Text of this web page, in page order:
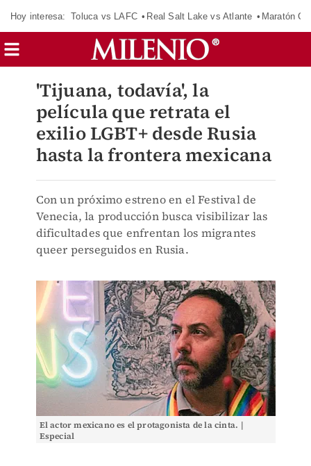
Hoy interesa: Toluca vs LAFC Real Salt Lake vs Atlante Maratón
'Tijuana, todavía', la
película que retrata el
exilio LGBT+ desde Rusia
hasta la frontera mexicana
Con un próximo estreno en el Festival de
Venecia, la producción busca visibilizar las
dificultades que enfrentan los migrantes
queer perseguidos en Rusia.
El actor mexicano es el protagonista de la cinta. |
Especial